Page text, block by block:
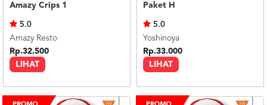
Amazy Crips 1
LIHAT
5.0
Amazy Resto
Rp.32.500
Paket H
LIHAT
5.0
Yoshinoya
Rp.33.000